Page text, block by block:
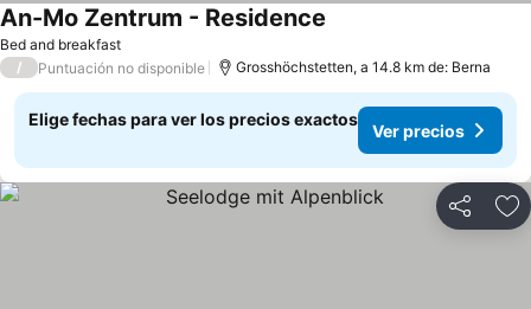
Bed and breakfast
An-Mo Zentrum - Residence
/ Puntuación no disponible Grosshöchstetten, a 14.8 km de: Berna
Elige fechas para ver los precios exactos
Ver precios
Compartir